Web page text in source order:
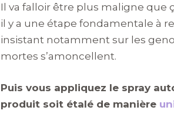
Il va falloir être plus maligne que
il y a une étape fondamentale à
insistant notamment sur les
mortes s’amoncellent.
Puis vous appliquez le spray
produit soit étalé de manière